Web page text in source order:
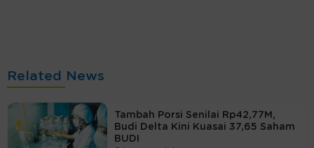
Related News
Tambah Porsi Senilai Rp42,77M,
Budi Delta Kini Kuasai 37,65 Saham
BUDI